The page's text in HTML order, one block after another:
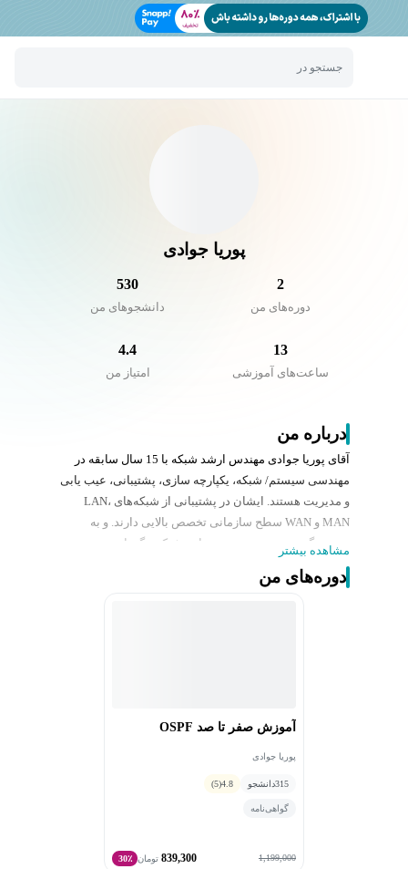
جستجو در
پوریا جوادی
2
دوره‌های من
530
دانشجو‌های من
13
ساعت‌های آموزشی
4.4
امتیاز من
درباره من
آقای پوریا جوادی مهندس ارشد شبکه با 15 سال سابقه در
مهندسی سیستم/ شبکه، یکپارچه سازی، پشتیبانی، عیب یابی
و مدیریت هستند. ایشان در پشتیبانی از شبکه‌های LAN،
MAN و WAN سطح سازمانی تخصص بالایی دارند. و به
صورت گسترده در زمینه عیب یابی شبکه، نگهداری
دستگاه‌های شبکه، پیاده سازی و اجرای پروژه‌‍‌های شبکه تحت
استانداردهای ITIL فعالیت داشته‌اند. همچنین در رابطه با
مشاهده بیشتر
دوره‌های من
آموزش صفر تا صد OSPF
پوریا جوادی
315دانشجو 4.8
(5)
گواهی‌نامه
1,199,000
839,300 تومان 30٪